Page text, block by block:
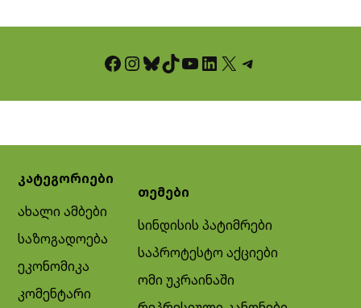
Facebook InstagramBluesky TikTok YouTube LinkedIn X Telegram
კატეგორიები
ახალი ამბები
საზოგადოება
ეკონომიკა
კომენტარი
თემები
სინდისის პატიმრები
საპროტესტო აქციები
ომი უკრაინაში